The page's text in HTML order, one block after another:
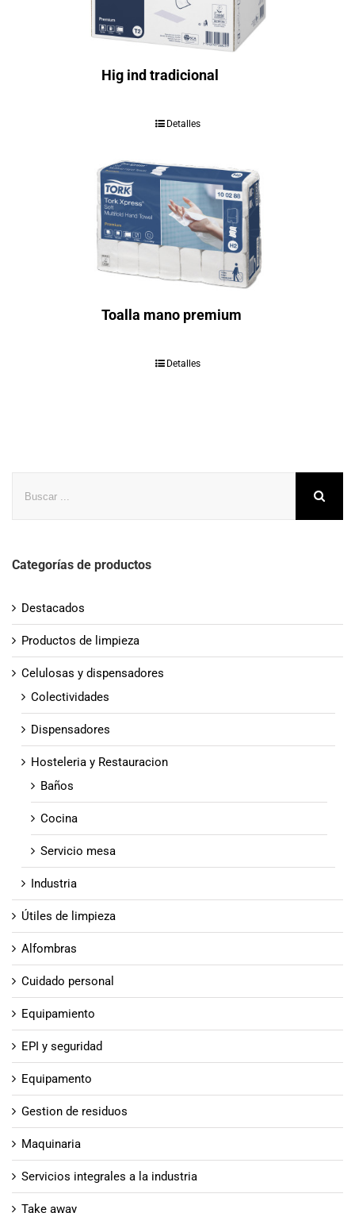
Hig ind tradicional
Detalles
Toalla mano premium
Detalles
Categorías de productos
Destacados
Productos de limpieza
Celulosas y dispensadores
Colectividades
Dispensadores
Hosteleria y Restauracion
Baños
Cocina
Servicio mesa
Industria
Útiles de limpieza
Alfombras
Cuidado personal
Equipamiento
EPI y seguridad
Equipamento
Gestion de residuos
Maquinaria
Servicios integrales a la industria
Take away